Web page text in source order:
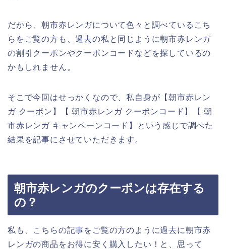
だから、朝市赤レンガについて色々と調べているこち
らをご覧の方も、過去の私と同じように朝市赤レンガ
の割引クーポンやクーポンコードなどを探しているの
かもしれません。
そこで今回はせっかくなので、私自身が【朝市赤レン
ガ クーポン】【 朝市赤レンガ クーポンコード】【 朝
市赤レンガ キャンペーンコード】という感じで調べた
結果を記事にさせていただきます。
朝市赤レンガのクーポンは存在する
の？
私も、こちらの記事をご覧の方のように過去に朝市赤
レンガの商品をお得に安く購入したい！と、思って